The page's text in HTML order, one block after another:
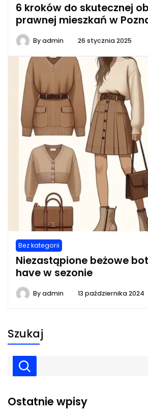
6 kroków do skutecznej
prawnej mieszkań w
Byadmin 26 stycznia 2025
Bez kategorii
Niezastąpione beżowe
have w sezonie
Byadmin 13 października 2024
Szukaj
Ostatnie wpisy